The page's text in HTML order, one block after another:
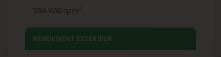
500-600 g/m²
RENDEMENT EXTÉRIEUR